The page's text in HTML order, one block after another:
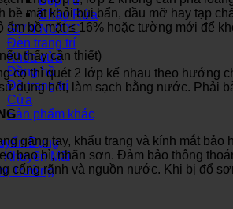
Chậu Rửa
SƠN NƯỚC
Đèn trang trí
Khóa cửa
Đồng hồ
Đồ trang trí
Cửa
Sản phẩm khác
Dụng
Khuyến Mãi
Trường
bề mặt khỏi bụi bẩn, dầu mỡ hay tạp
ẩm bề mặt ≤ 16% hoặc tường mới để
thấy cần thiết)
cọ thì quét 2 lớp kế nhau theo hướng
dụng hết, làm sạch bằng nước. Phải
găng tay, khẩu trang và kính mắt
bao bì, nhãn sơn. Đảm bảo thông
cống rãnh và nguồn nước. Khi bị đổ